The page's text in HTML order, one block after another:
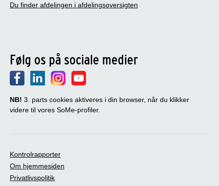
Du finder afdelingen i afdelingsoversigten
Følg os på sociale medier
NB! 3. parts cookies aktiveres i din browser, når du klikker
videre til vores SoMe-profiler.
Kontrolrapporter
Om hjemmesiden
Privatlivspolitik